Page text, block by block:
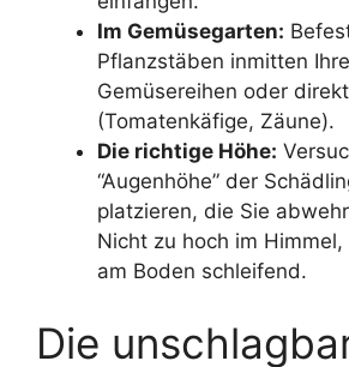
Im Gemüsegarten:
Pflanzstäben inmitten
Gemüsereihen oder
(Tomatenkäfige, Zäune).
Die richtige Höhe:
“Augenhöhe” der
platzieren, die Sie
Nicht zu hoch im
am Boden schleifend.
Die